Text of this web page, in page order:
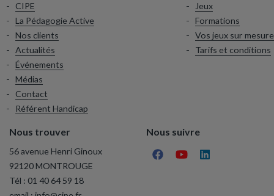
CIPE
La Pédagogie Active
Nos clients
Actualités
Événements
Médias
Contact
Référent Handicap
Jeux
Formations
Vos jeux sur mesure
Tarifs et conditions
Nous trouver
56 avenue Henri Ginoux
92120 MONTROUGE
Tél : 01 40 64 59 18
Nous suivre